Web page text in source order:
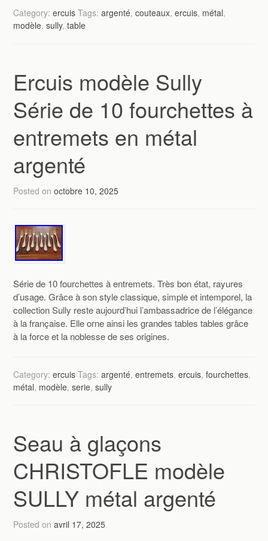
Category:ercuis Tags:argenté,couteaux,ercuis, métal,
modèle,sully,table
Ercuis modèle Sully
Série de 10 fourchettes à
entremets en métal
argenté
Posted onoctobre 10, 2025
Série de 10 fourchettes à entremets. Très bon état, rayures
d’usage. Grâce à son style classique, simple et intemporel, la
collection Sully reste aujourd’hui l’ambassadrice de l’élégance
à la française. Elle orne ainsi les grandes tables tables grâce
à la force et la noblesse de ses origines.
Category:ercuis Tags:argenté,entremets,ercuis,fourchettes,
métal, modèle,serie,sully
Seau à glaçons
CHRISTOFLE modèle
SULLY métal argenté
Posted onavril 17, 2025